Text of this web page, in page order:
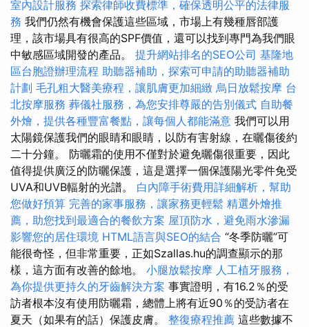
室內設計服務 探索律師收費標準，確保透明公平的法律服
務 我們仍然有機會保護這些區域，市場上有幾種唇部護
理，該市場具有很高的SPF價值，還可以找到專門為我們眼
中敏感區域開發的產品。 提升網站排名的SEO公司 基隆地
區台胞證辦理流程 助聽器補助，探索可申請的助聽器補助
計劃 毛孔粗大醫美療程，讓肌膚更加細緻 烏日放鬆按摩 台
北按摩服務 葬儀社服務，為您安排尊嚴的告別儀式 自助餐
外燴，提供各種豐富餐點，讓每個人都能滿意 我們可以用
太陽鏡保護我們的眼睛和眼睛，以防有害射線，在曬傷後約
二十分鐘。 防曬霜的使用不僅對於避免曬傷很重要，因此
值得提供廣泛的防曬保護，這是選擇一個保護陽光零件免受
UVA和UVB輻射的光譜。 白內障手術費用詳細解析，幫助
您做好預算 完善的家事服務，讓家務更輕鬆 精選外燴推
薦，助您找到最適合的餐飲方案 屋頂防水，避免雨水滲漏
影響您的居住環境 HTML語言與SEO的結合 “冬季防曬”可
能很奇怪，但非常重要，正如Szallas.hu的調查顯示的那
樣，這方面有改善的餘地。 小腿放鬆按摩 人工植牙服務，
為你提供更持久的牙齒解決方案 事實證明，有16.2％的受
訪者根本沒有使用防曬霜，總體上將有近90％的受訪者在
夏天（如果有的話）保護皮膚。 整復療程推薦 這些數據不